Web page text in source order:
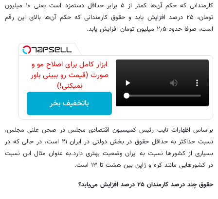
کارمندانی که حکم آن‌ها کمتر از ۵ برابر حداقل دستمزد است یعنی ۱۰ میلیون
تومان، ۲۵ درصد افزایش یابد و حقوق کارمندانی که حکم آن‌ها بالای این رقم
است، صرفا حدود ۲٫۵ میلیون تومان افزایش یابد.
ابزار کامل برای اصلاح مو و
صورت (قیمت رو ببینی باور
نمیکنی!)
باتخفیف بخر
براساس اظهارات نایب رئیس کمیسیون اقتصادی مجلس در صحن علنی مجلس،
نسبت حداکثر به حداقل حقوق در بخش دولتی در ایران ۲۱ است، در حالی که در
بسیاری از کشورها نسبت به ایران وضعیت بهتری دارد.به عنوان مثال این نسبت
در کشورهایی مانند کره و ژاپن بین هشت تا ۱۳ است.
حقوق چند درصد کارمندان ۲۵ درصد افزایش می‌یابد؟